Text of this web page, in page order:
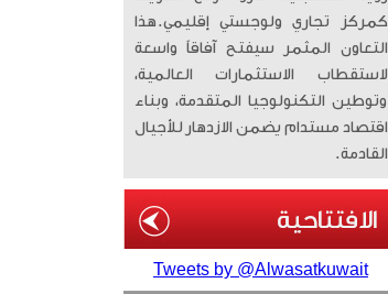
كمركز تجاري ولوجستي إقليمي. ​هذا
التعاون المثمر سيفتح آفاقاً واسعة
لاستقطاب الاستثمارات العالمية،
وتوطين التكنولوجيا المتقدمة، وبناء
اقتصاد مستدام يضمن الازدهار للأجيال
القادمة.
Tweets by @Alwasatkuwait